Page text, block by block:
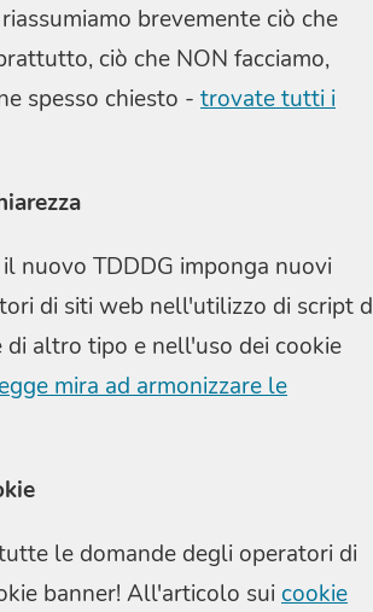
brevemente ciò che
ciò che NON facciamo,
spesso chiesto - trovate tutti i
nuovo TDDDG imponga nuovi
di siti web nell'utilizzo di script
di altro tipo e nell'uso dei cookie
mira ad armonizzare le
le domande degli operatori di
banner! All'articolo sui cookie